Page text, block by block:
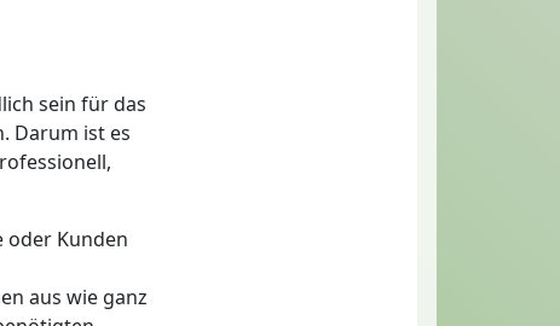
sein für das
Darum ist es
oder Kunden
aus wie ganz